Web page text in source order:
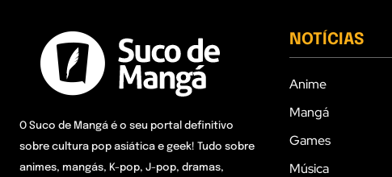
O Suco de Mangá é o seu portal definitivo
sobre cultura pop asiática e geek! Tudo sobre
animes, mangás, K-pop, J-pop, dramas,
NOTÍCIAS
Anime
Mangá
Games
Música